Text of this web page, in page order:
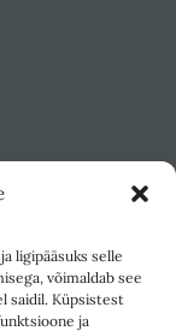
ligipääsuks selle
võimaldab see
saidil. Küpsistest
ja